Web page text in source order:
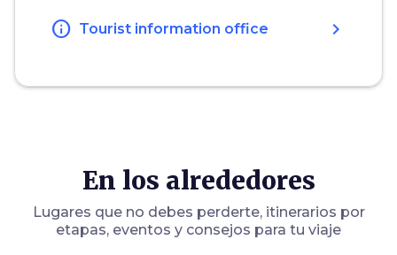
info Tourist information office chevron_right
En los alrededores
Lugares que no debes perderte, itinerarios por
etapas, eventos y consejos para tu viaje